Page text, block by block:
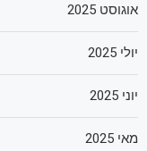
אוגוסט 2025
יולי 2025
יוני 2025
מאי 2025